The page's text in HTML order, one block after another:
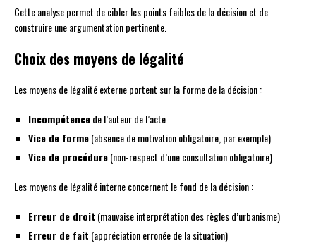
Cette analyse permet de cibler les points faibles de la décision et de
construire une argumentation pertinente.
Choix des moyens de légalité
Les moyens de légalité externe portent sur la forme de la décision :
Incompétencede l’auteur de l’acte
Vice de forme(absence de motivation obligatoire, par exemple)
Vice de procédure(non-respect d’une consultation obligatoire)
Les moyens de légalité interne concernent le fond de la décision :
Erreur de droit (mauvaise interprétation des règles d’urbanisme)
Erreur de fait (appréciation erronée de la situation)